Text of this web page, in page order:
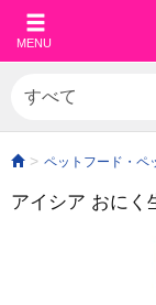
MENU
ペットフード・ペ
アイシア おにく